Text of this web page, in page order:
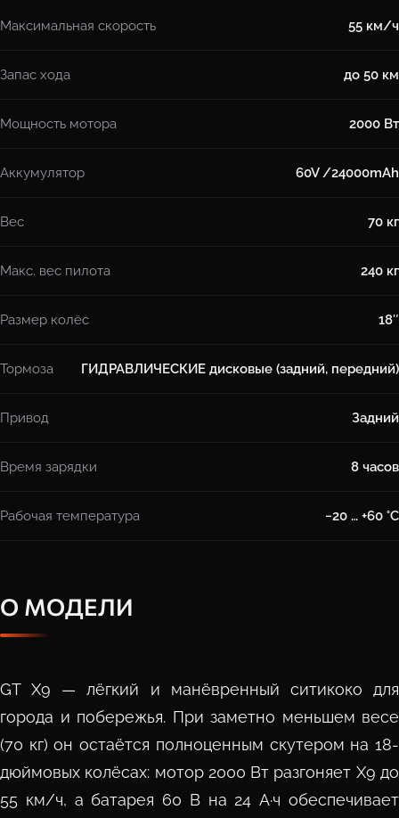
Максимальная скорость 55 км/ч
Запас хода до 50 км
Мощность мотора 2000 Вт
Аккумулятор 60V /24000mAh
Вес 70 кг
Макс. вес пилота 240 кг
Размер колёс 18″
Тормоза ГИДРАВЛИЧЕСКИЕ дисковые (задний, передний)
Привод Задний
Время зарядки 8 часов
Рабочая температура −20 … +60 °C
О МОДЕЛИ
GT X9 — лёгкий и манёвренный ситикоко для
города и побережья. При заметно меньшем весе
(70 кг) он остаётся полноценным скутером на 18-
дюймовых колёсах: мотор 2000 Вт разгоняет X9 до
55 км/ч, а батарея 60 В на 24 А·ч обеспечивает